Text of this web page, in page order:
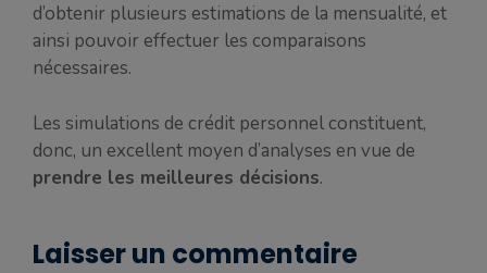
d’obtenir plusieurs estimations de la mensualité, et
ainsi pouvoir effectuer les comparaisons
nécessaires.
Les simulations de crédit personnel constituent,
donc, un excellent moyen d’analyses en vue de
prendre les meilleures décisions.
Laisser un commentaire